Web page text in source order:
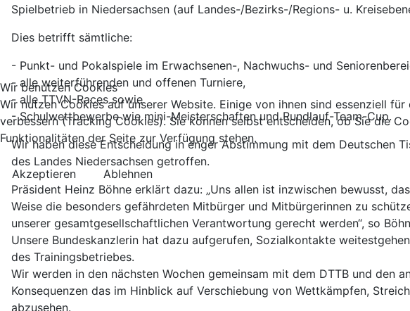
Spielbetrieb in Niedersachsen (auf Landes-/Bezirks-/Regions- u.
Dies betrifft sämtliche:
- Punkt- und Pokalspiele im Erwachsenen-, Nachwuchs- und
- alle weiterführenden und offenen Turniere,
- alle TTVN-Races sowie
- Schulwettbewerbe wie mini-Meisterschaften und Rundlauf-Team-Cup.
Wir haben diese Entscheidung in enger Abstimmung mit dem Deutschen
des Landes Niedersachsen getroffen.
Präsident Heinz Böhne erklärt dazu: „Uns allen ist inzwischen bewusst,
Weise die besonders gefährdeten Mitbürger und Mitbürgerinnen zu
unserer gesamtgesellschaftlichen Verantwortung gerecht werden“, so
Unsere Bundeskanzlerin hat dazu aufgerufen, Sozialkontakte
des Trainingsbetriebes.
Wir werden in den nächsten Wochen gemeinsam mit dem DTTB und den
Konsequenzen das im Hinblick auf Verschiebung von Wettkämpfen,
abzusehen.
Wir benutzen Cookies
Wir nutzen Cookies auf unserer Website. Einige von ihnen sind essenziell
verbessern (Tracking Cookies). Sie können selbst entscheiden, ob Sie die
Funktionalitäten der Seite zur Verfügung stehen.
Akzeptieren Ablehnen